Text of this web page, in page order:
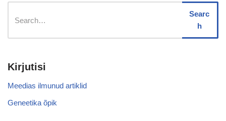
Searc
h
Kirjutisi
Meedias ilmunud artiklid
Geneetika õpik